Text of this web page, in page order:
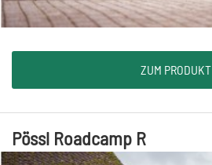
ZUM PRODUKT
Pössl Roadcamp R